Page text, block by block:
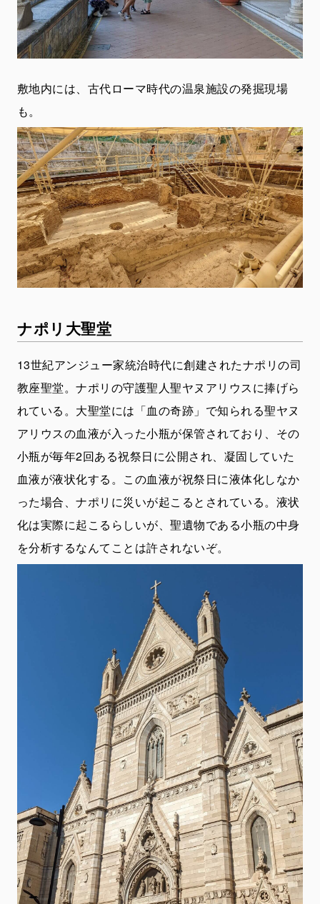
敷地内には、古代ローマ時代の温泉施設の発掘現場
も。
ナポリ大聖堂
13世紀アンジュー家統治時代に創建されたナポリの司
教座聖堂。ナポリの守護聖人聖ヤヌアリウスに捧げら
れている。大聖堂には「血の奇跡」で知られる聖ヤヌ
アリウスの血液が入った小瓶が保管されており、その
小瓶が毎年2回ある祝祭日に公開され、凝固していた
血液が液状化する。この血液が祝祭日に液体化しなか
った場合、ナポリに災いが起こるとされている。液状
化は実際に起こるらしいが、聖遺物である小瓶の中身
を分析するなんてことは許されないぞ。